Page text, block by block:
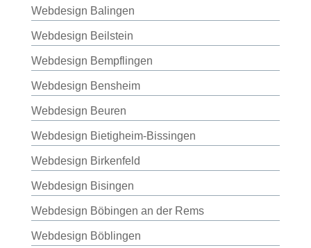
Webdesign Balingen
Webdesign Beilstein
Webdesign Bempflingen
Webdesign Bensheim
Webdesign Beuren
Webdesign Bietigheim-Bissingen
Webdesign Birkenfeld
Webdesign Bisingen
Webdesign Böbingen an der Rems
Webdesign Böblingen